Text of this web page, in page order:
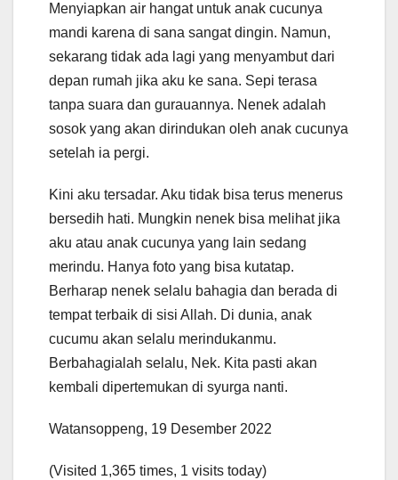
Menyiapkan air hangat untuk anak cucunya
mandi karena di sana sangat dingin. Namun,
sekarang tidak ada lagi yang menyambut dari
depan rumah jika aku ke sana. Sepi terasa
tanpa suara dan gurauannya. Nenek adalah
sosok yang akan dirindukan oleh anak cucunya
setelah ia pergi.
Kini aku tersadar. Aku tidak bisa terus menerus
bersedih hati. Mungkin nenek bisa melihat jika
aku atau anak cucunya yang lain sedang
merindu. Hanya foto yang bisa kutatap.
Berharap nenek selalu bahagia dan berada di
tempat terbaik di sisi Allah. Di dunia, anak
cucumu akan selalu merindukanmu.
Berbahagialah selalu, Nek. Kita pasti akan
kembali dipertemukan di syurga nanti.
Watansoppeng, 19 Desember 2022
(Visited 1,365 times, 1 visits today)